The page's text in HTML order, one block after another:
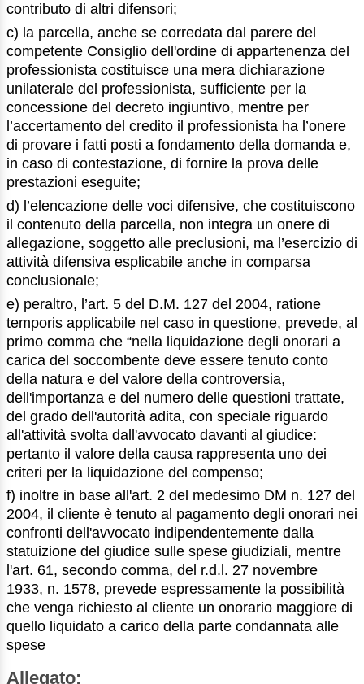
contributo di altri difensori;
c) la parcella, anche se corredata dal parere del
competente Consiglio dell'ordine di appartenenza del
professionista costituisce una mera dichiarazione
unilaterale del professionista, sufficiente per la
concessione del decreto ingiuntivo, mentre per
l’accertamento del credito il professionista ha l’onere
di provare i fatti posti a fondamento della domanda e,
in caso di contestazione, di fornire la prova delle
prestazioni eseguite;
d) l’elencazione delle voci difensive, che costituiscono
il contenuto della parcella, non integra un onere di
allegazione, soggetto alle preclusioni, ma l’esercizio di
attività difensiva esplicabile anche in comparsa
conclusionale;
e) peraltro, l’art. 5 del D.M. 127 del 2004, ratione
temporis applicabile nel caso in questione, prevede, al
primo comma che “nella liquidazione degli onorari a
carica del soccombente deve essere tenuto conto
della natura e del valore della controversia,
dell'importanza e del numero delle questioni trattate,
del grado dell'autorità adita, con speciale riguardo
all'attività svolta dall'avvocato davanti al giudice:
pertanto il valore della causa rappresenta uno dei
criteri per la liquidazione del compenso;
f) inoltre in base all'art. 2 del medesimo DM n. 127 del
2004, il cliente è tenuto al pagamento degli onorari nei
confronti dell'avvocato indipendentemente dalla
statuizione del giudice sulle spese giudiziali, mentre
l'art. 61, secondo comma, del r.d.l. 27 novembre
1933, n. 1578, prevede espressamente la possibilità
che venga richiesto al cliente un onorario maggiore di
quello liquidato a carico della parte condannata alle
spese
Allegato: